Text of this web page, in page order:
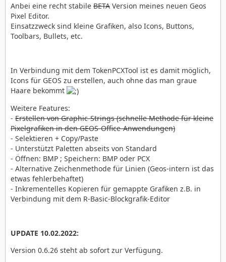
Anbei eine recht stabile BETA Version meines neuen Geos
Pixel Editor.
Einsatzzweck sind kleine Grafiken, also Icons, Buttons,
Toolbars, Bullets, etc.
In Verbindung mit dem TokenPCXTool ist es damit möglich,
Icons für GEOS zu erstellen, auch ohne das man graue
Haare bekommt
Weitere Features:
- Erstellen von Graphic-Strings (schnelle Methode für kleine
Pixelgrafiken in den GEOS-Office-Anwendungen)
- Selektieren + Copy/Paste
- Unterstützt Paletten abseits von Standard
- Öffnen: BMP ; Speichern: BMP oder PCX
- Alternative Zeichenmethode für Linien (Geos-intern ist das
etwas fehlerbehaftet)
- Inkrementelles Kopieren für gemappte Grafiken z.B. in
Verbindung mit dem R-Basic-Blockgrafik-Editor
UPDATE 10.02.2022:
Version 0.6.26 steht ab sofort zur Verfügung.